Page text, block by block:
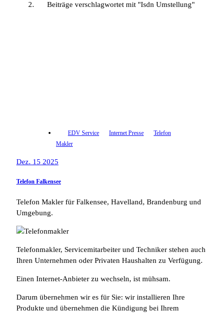
Beiträge verschlagwortet mit "Isdn Umstellung"
EDV Service Internet Presse
Telefon
Makler
Dez. 15 2025
Telefon Falkensee
Telefon Makler für Falkensee, Havelland, Brandenburg und
Umgebung.
Telefonmakler, Servicemitarbeiter und Techniker stehen auch
Ihren Unternehmen oder Privaten Haushalten zu Verfügung.
Einen Internet-Anbieter zu wechseln, ist mühsam.
Darum übernehmen wir es für Sie: wir installieren Ihre
Produkte und übernehmen die Kündigung bei Ihrem